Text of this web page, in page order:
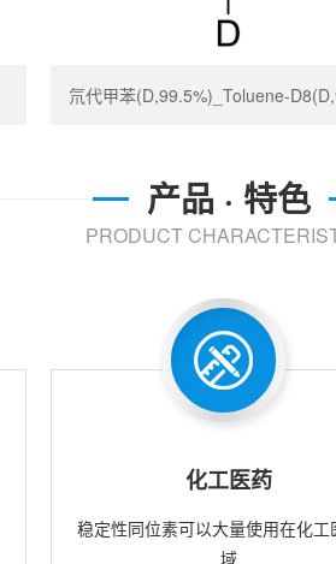
氘代甲苯(D,99.5%)_Toluene-
产品 · 特色
PRODUCT
化工医药
稳定性同位素可以大量使用在化工
域